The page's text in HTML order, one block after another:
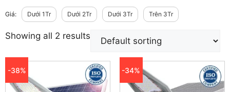
Giá: Dưới 1Tr Dưới 2Tr Dưới 3Tr Trên 3Tr
Showing all 2 results
-38% -34%